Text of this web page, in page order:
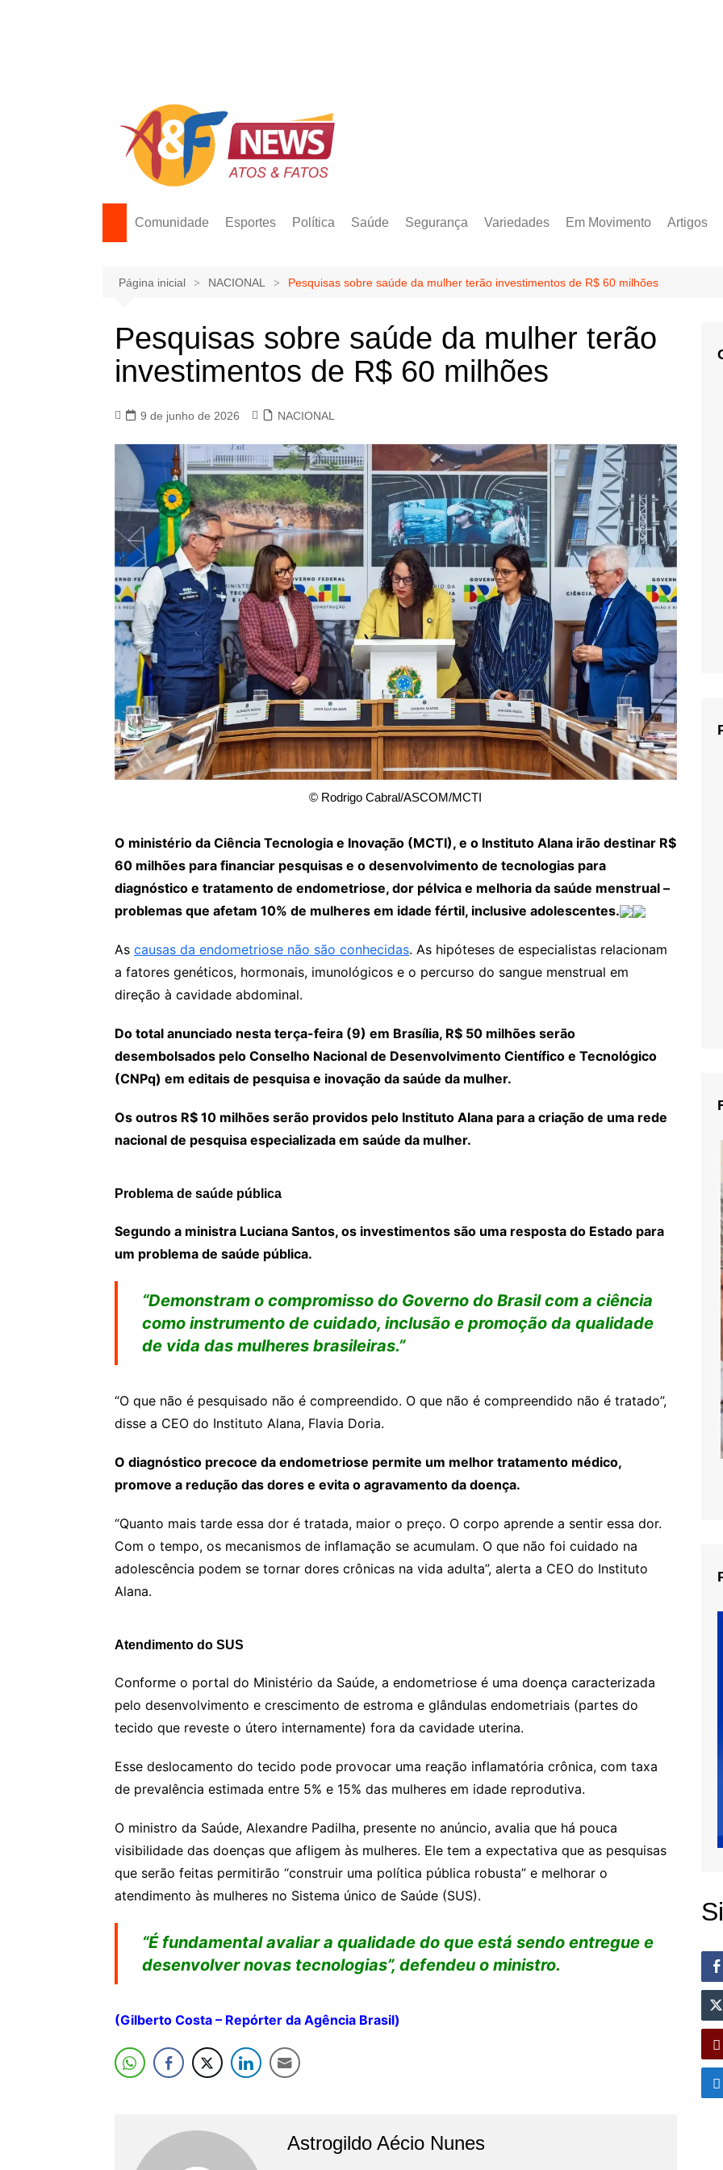
Comunidade Esportes Política Saúde Segurança Variedades Em Movimento Artigos
Página inicial NACIONAL Pesquisas sobre saúde da mulher terão investimentos de R$ 60 milhões
Pesquisas sobre saúde da mulher terão
investimentos de R$ 60 milhões
9 de junho de 2026 NACIONAL
© Rodrigo Cabral/ASCOM/MCTI
O ministério da Ciência Tecnologia e Inovação (MCTI), e o Instituto Alana irão destinar R$
60 milhões para financiar pesquisas e o desenvolvimento de tecnologias para
diagnóstico e tratamento de endometriose, dor pélvica e melhoria da saúde menstrual –
problemas que afetam 10% de mulheres em idade fértil, inclusive adolescentes.
As causas da endometriose não são conhecidas. As hipóteses de especialistas relacionam
a fatores genéticos, hormonais, imunológicos e o percurso do sangue menstrual em
direção à cavidade abdominal.
Do total anunciado nesta terça-feira (9) em Brasília, R$ 50 milhões serão
desembolsados pelo Conselho Nacional de Desenvolvimento Científico e Tecnológico
(CNPq) em editais de pesquisa e inovação da saúde da mulher.
Os outros R$ 10 milhões serão providos pelo Instituto Alana para a criação de uma rede
nacional de pesquisa especializada em saúde da mulher.
Problema de saúde pública
Segundo a ministra Luciana Santos, os investimentos são uma resposta do Estado para
um problema de saúde pública.
“Demonstram o compromisso do Governo do Brasil com a ciência
como instrumento de cuidado, inclusão e promoção da qualidade
de vida das mulheres brasileiras.”
“O que não é pesquisado não é compreendido. O que não é compreendido não é tratado”,
disse a CEO do Instituto Alana, Flavia Doria.
O diagnóstico precoce da endometriose permite um melhor tratamento médico,
promove a redução das dores e evita o agravamento da doença.
“Quanto mais tarde essa dor é tratada, maior o preço. O corpo aprende a sentir essa dor.
Com o tempo, os mecanismos de inflamação se acumulam. O que não foi cuidado na
adolescência podem se tornar dores crônicas na vida adulta”, alerta a CEO do Instituto
Alana.
Atendimento do SUS
Conforme o portal do Ministério da Saúde, a endometriose é uma doença caracterizada
pelo desenvolvimento e crescimento de estroma e glândulas endometriais (partes do
tecido que reveste o útero internamente) fora da cavidade uterina.
Esse deslocamento do tecido pode provocar uma reação inflamatória crônica, com taxa
de prevalência estimada entre 5% e 15% das mulheres em idade reprodutiva.
O ministro da Saúde, Alexandre Padilha, presente no anúncio, avalia que há pouca
visibilidade das doenças que afligem às mulheres. Ele tem a expectativa que as pesquisas
que serão feitas permitirão “construir uma política pública robusta” e melhorar o
atendimento às mulheres no Sistema único de Saúde (SUS).
“É fundamental avaliar a qualidade do que está sendo entregue e
desenvolver novas tecnologias”, defendeu o ministro.
(Gilberto Costa – Repórter da Agência Brasil)
Astrogildo Aécio Nunes